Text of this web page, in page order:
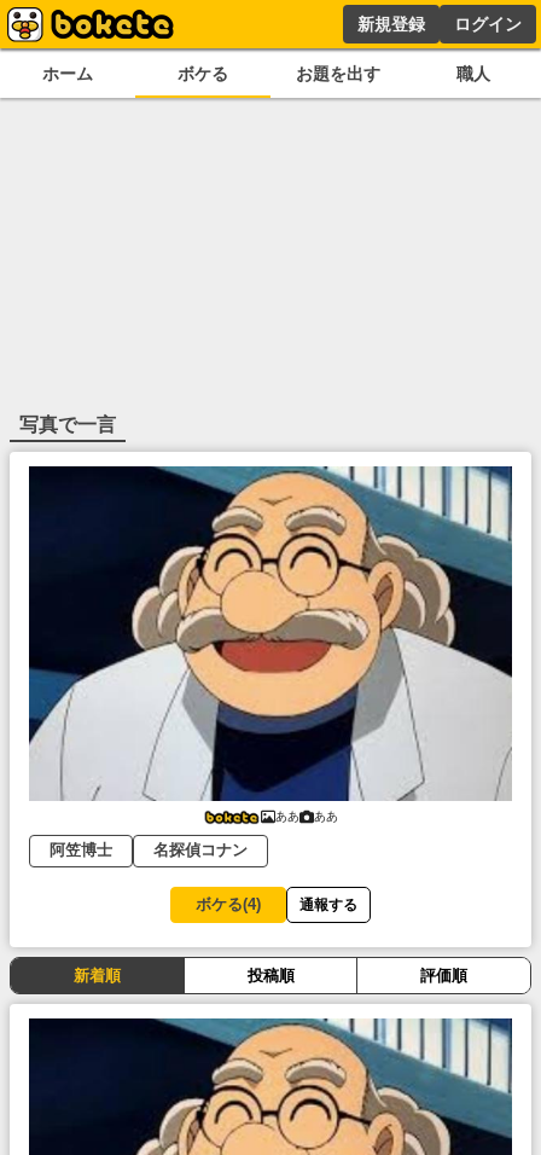
新規登録 ログイン
ホーム ボケる お題を出す 職人
写真で一言
ああ ああ
阿笠博士 名探偵コナン
ボケる(4) 通報する
新着順 投稿順 評価順